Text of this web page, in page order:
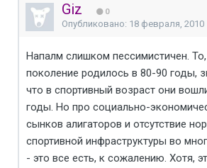
Giz 0
Опубликовано: 18 февраля, 2010
Напалм слишком пессимистичен.
поколение родилось в 80-90 годы,
что в спортивный возраст они
годы. Но про социально-
сынков алигаторов и отсутствие
спортивной инфраструктуры во
- это все есть, к сожалению. Хотя,